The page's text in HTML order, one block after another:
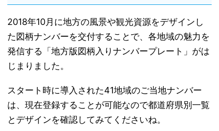
2018年10月に地方の風景や観光資源をデザインし
た図柄ナンバーを交付することで、各地域の魅力を
発信する「地方版図柄入りナンバープレート」がは
じまりました。
スタート時に導入された41地域のご当地ナンバー
は、現在登録することが可能なので都道府県別一覧
とデザインを確認してみてくださいね。